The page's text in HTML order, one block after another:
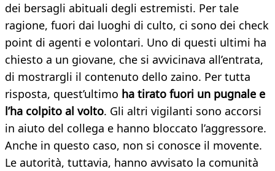
dei bersagli abituali degli estremisti. Per tale
ragione, fuori dai luoghi di culto, ci sono dei check
point di agenti e volontari. Uno di questi ultimi ha
chiesto a un giovane, che si avvicinava all’entrata,
di mostrargli il contenuto dello zaino. Per tutta
risposta, quest’ultimo ha tirato fuori un pugnale e
l’ha colpito al volto. Gli altri vigilanti sono accorsi
in aiuto del collega e hanno bloccato l’aggressore.
Anche in questo caso, non si conosce il movente.
Le autorità, tuttavia, hanno avvisato la comunità